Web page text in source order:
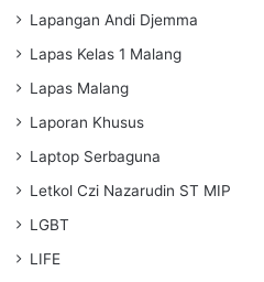
Lapangan Andi Djemma
Lapas Kelas 1 Malang
Lapas Malang
Laporan Khusus
Laptop Serbaguna
Letkol Czi Nazarudin ST MIP
LGBT
LIFE